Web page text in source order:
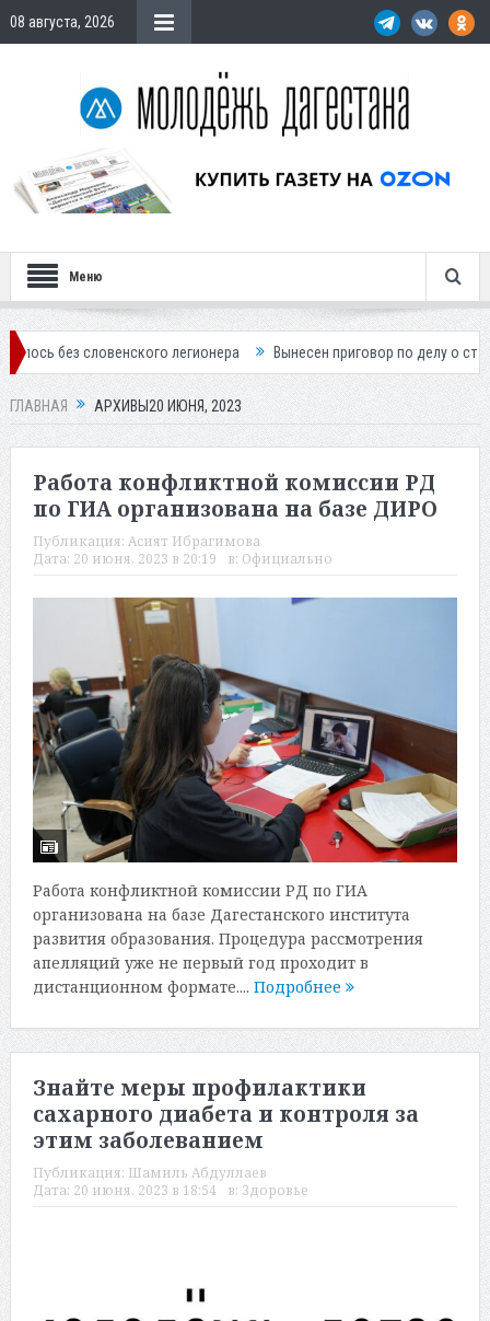
08 августа, 2026
Меню
легионера Вынесен приговор по делу о строительстве
ГЛАВНАЯ АРХИВЫ20 ИЮНЯ, 2023
Работа конфликтной комиссии РД
по ГИА организована на базе ДИРО
Публикация: Асият Ибрагимова
Дата: 20 июня, 2023 в 20:19 в: Официально
Работа конфликтной комиссии РД по ГИА
организована на базе Дагестанского института
развития образования. Процедура рассмотрения
апелляций уже не первый год проходит в
дистанционном формате.... Подробнее
Знайте меры профилактики
сахарного диабета и контроля за
этим заболеванием
Публикация: Шамиль Абдуллаев
Дата: 20 июня, 2023 в 18:54 в: Здоровье